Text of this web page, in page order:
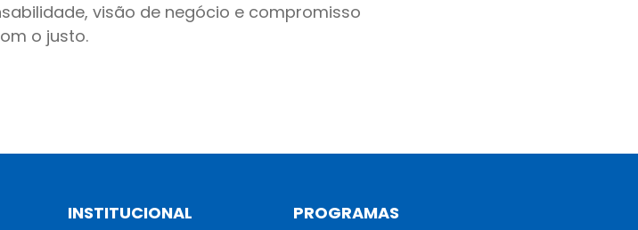
visão de negócio e compromisso
o justo.
INSTITUCIONAL PROGRAMAS